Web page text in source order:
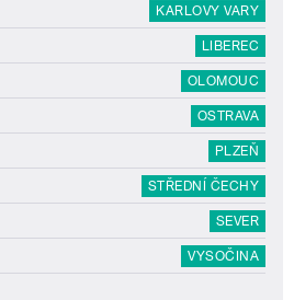
KARLOVY VARY
LIBEREC
OLOMOUC
OSTRAVA
PLZEŇ
STŘEDNÍ ČECHY
SEVER
VYSOČINA